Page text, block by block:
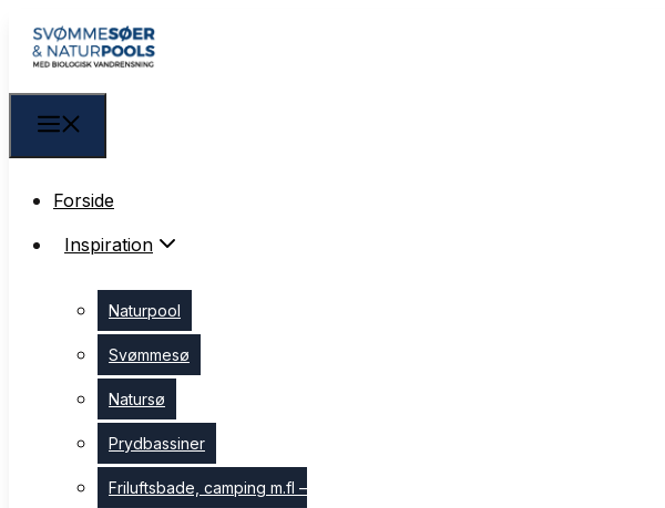
Forside
Inspiration
Naturpool
Prydbassiner
Friluftsbade, camping m.fl –
Forside
Inspiration
Naturpool
Svømmesø
Natursø
Prydbassiner
Friluftsbade, camping m.fl –